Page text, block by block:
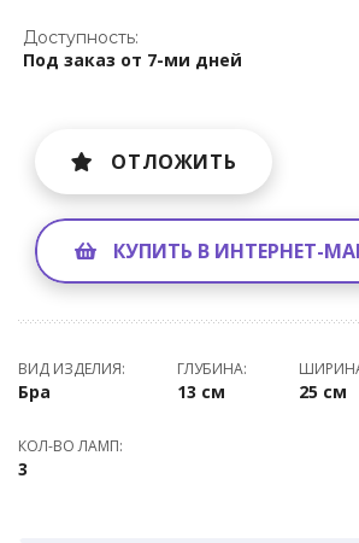
Доступность:
Под заказ от 7-ми дней
ОТЛОЖИТЬ
КУПИТЬ В ИНТЕРНЕТ-
ВИД ИЗДЕЛИЯ:
Бра
ГЛУБИНА:
13 см 25 см
КОЛ-ВО ЛАМП:
3